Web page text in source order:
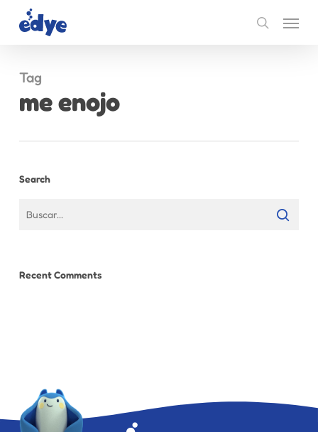
search
Menu
Tag
me enojo
Search
Recent Comments